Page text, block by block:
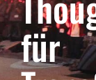
für